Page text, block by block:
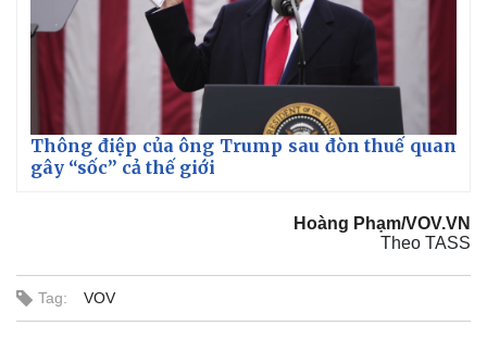
Quan sát
Cuộc sống đó đây
Video
Ảnh
E-Magazine
Infographic
Thông điệp của ông Trump sau đòn thuế quan
gây “sốc” cả thế giới
Hoàng Phạm/VOV.VN
Theo TASS
Tag: VOV